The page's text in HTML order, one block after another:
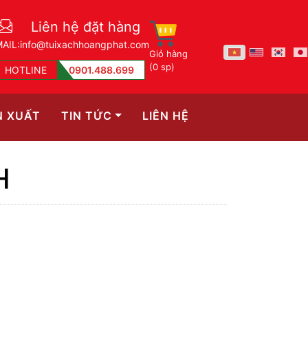
Liên hệ đặt hàng
info@tuixachhoangphat.com
HOTLINE 0901.488.699
Giỏ hàng
(0 sp)
XUẤT TIN TỨC LIÊN HỆ